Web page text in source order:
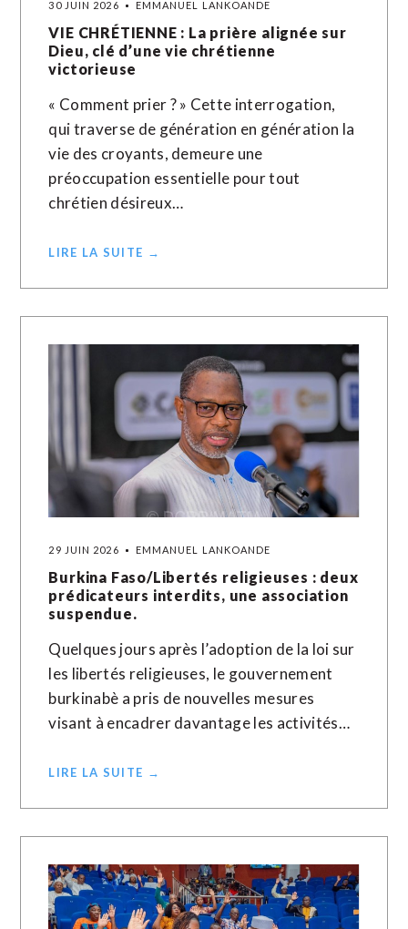
30 JUIN 2026 EMMANUEL LANKOANDE
VIE CHRÉTIENNE : La prière alignée sur
Dieu, clé d’une vie chrétienne
victorieuse
« Comment prier ? » Cette interrogation,
qui traverse de génération en génération la
vie des croyants, demeure une
préoccupation essentielle pour tout
chrétien désireux…
LIRE LA SUITE →
29 JUIN 2026 EMMANUEL LANKOANDE
Burkina Faso/Libertés religieuses : deux
prédicateurs interdits, une association
suspendue.
Quelques jours après l’adoption de la loi sur
les libertés religieuses, le gouvernement
burkinabè a pris de nouvelles mesures
visant à encadrer davantage les activités…
LIRE LA SUITE →